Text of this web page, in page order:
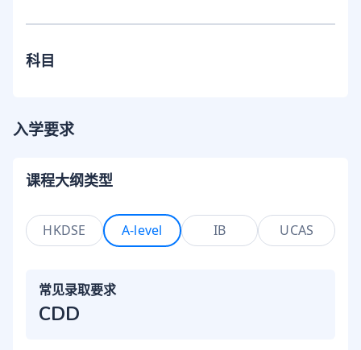
科目
入学要求
课程大纲类型
HKDSE A-level IB UCAS
常见录取要求
CDD